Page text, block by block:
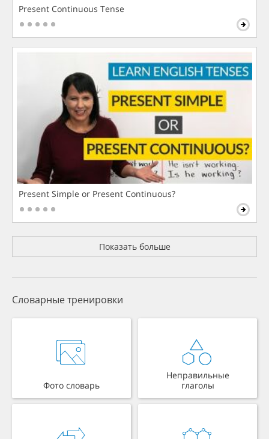
Present Continuous Tense
Present Simple or Present Continuous?
Показать больше
Словарные тренировки
Фото словарь
Неправильные
глаголы